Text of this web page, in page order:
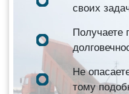
своих
Получаете
Не
тому